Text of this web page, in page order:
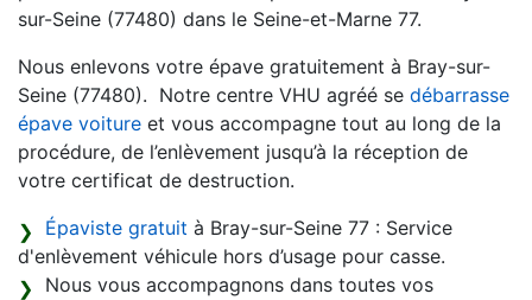
sur-Seine (77480) dans le Seine-et-Marne 77.
Nous enlevons votre épave gratuitement à Bray-sur-
Seine (77480). Notre centre VHU agréé se débarrasse
épave voiture et vous accompagne tout au long de la
procédure, de l’enlèvement jusqu’à la réception de
votre certificat de destruction.
Épaviste gratuit à Bray-sur-Seine 77 : Service
d'enlèvement véhicule hors d’usage pour casse.
Nous vous accompagnons dans toutes vos